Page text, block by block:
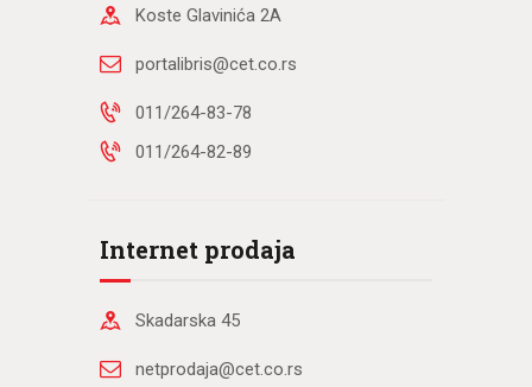
Koste Glavinića 2A
portalibris@cet.co.rs
011/264-83-78
011/264-82-89
Internet prodaja
Skadarska 45
netprodaja@cet.co.rs